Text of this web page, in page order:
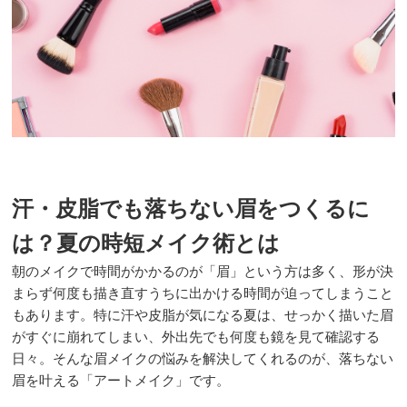
汗・皮脂でも落ちない眉をつくるに
は？夏の時短メイク術とは
朝のメイクで時間がかかるのが「眉」という方は多く、形が決
まらず何度も描き直すうちに出かける時間が迫ってしまうこと
もあります。特に汗や皮脂が気になる夏は、せっかく描いた眉
がすぐに崩れてしまい、外出先でも何度も鏡を見て確認する
日々。そんな眉メイクの悩みを解決してくれるのが、落ちない
眉を叶える「アートメイク」です。